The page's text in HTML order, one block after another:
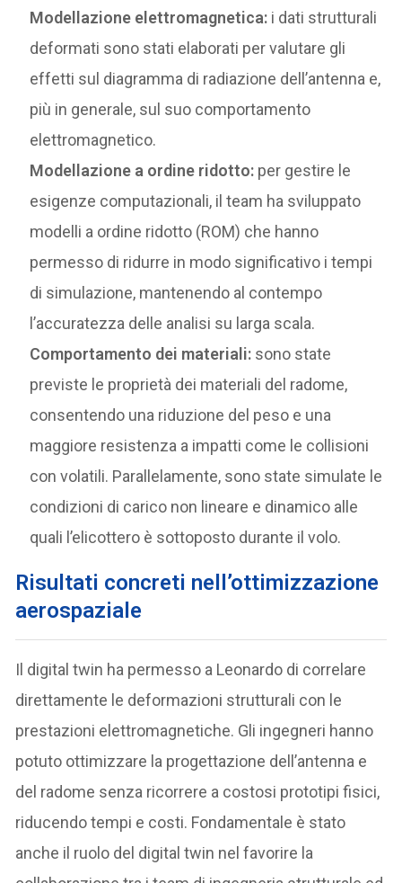
Modellazione elettromagnetica: i dati strutturali
deformati sono stati elaborati per valutare gli
effetti sul diagramma di radiazione dell’antenna e,
più in generale, sul suo comportamento
elettromagnetico.
Modellazione a ordine ridotto: per gestire le
esigenze computazionali, il team ha sviluppato
modelli a ordine ridotto (ROM) che hanno
permesso di ridurre in modo significativo i tempi
di simulazione, mantenendo al contempo
l’accuratezza delle analisi su larga scala.
Comportamento dei materiali: sono state
previste le proprietà dei materiali del radome,
consentendo una riduzione del peso e una
maggiore resistenza a impatti come le collisioni
con volatili. Parallelamente, sono state simulate le
condizioni di carico non lineare e dinamico alle
quali l’elicottero è sottoposto durante il volo.
Risultati concreti nell’ottimizzazione
aerospaziale
Il digital twin ha permesso a Leonardo di correlare
direttamente le deformazioni strutturali con le
prestazioni elettromagnetiche. Gli ingegneri hanno
potuto ottimizzare la progettazione dell’antenna e
del radome senza ricorrere a costosi prototipi fisici,
riducendo tempi e costi. Fondamentale è stato
anche il ruolo del digital twin nel favorire la